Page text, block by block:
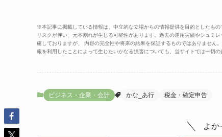
※本記事に掲載している情報は、中立的な立場からの情報提供を目的としたも
リスクが伴い、元本割れが生じる可能性があります。過去の運用実績やシュミ
慮しておりますが、 内容の完全性や将来の結果を保証するものではありませ
報を利用したことによって生じたいかなる損害についても、当サイトでは一切
ビジネス・企業・会計 かな_あ行 税金・確定申告
よか